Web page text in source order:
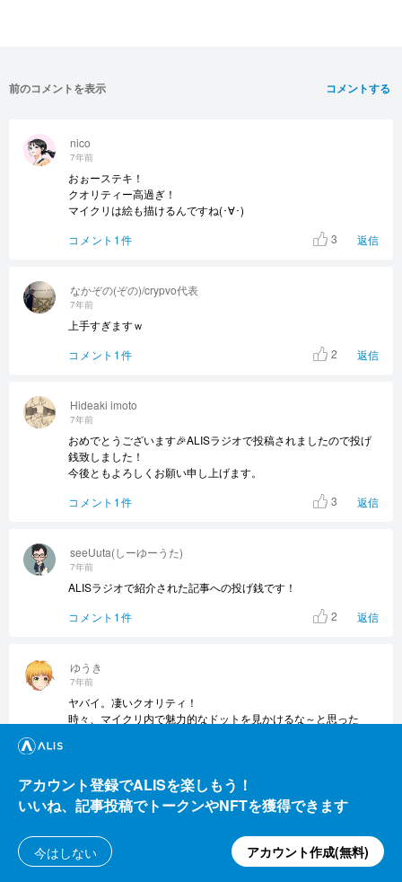
コメントする
前のコメントを表示
ゆうき
7年前
ヤバイ。凄いクオリティ！
時々、マイクリ内で魅力的なドットを見かけるな～と思った
seeUuta(しーゆーうた)
7年前
ALISラジオで紹介された記事への投げ銭です！
コメント1件
2 返信
Hideaki imoto
7年前
おめでとうございます🎉ALISラジオで投稿されましたので投げ
銭致しました！
今後ともよろしくお願い申し上げます。
コメント1件
3 返信
なかぞの(ぞの)/crypvo代表
7年前
上手すぎますｗ
コメント1件
2 返信
nico
7年前
おぉーステキ！
クオリティー高過ぎ！
マイクリは絵も描けるんですね(･∀･)
コメント1件
3 返信
アカウント登録でALISを楽しもう！
いいね、記事投稿でトークンやNFTを獲得できます
今はしない アカウント作成(無料)